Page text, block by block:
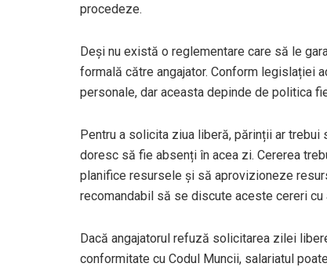
procedeze.
Deși nu există o reglementare care să le
formală către angajator. Conform legislației
personale, dar aceasta depinde de politica
Pentru a solicita ziua liberă, părinții ar
doresc să fie absenți în acea zi. Cererea
planifice resursele și să aprovizioneze
recomandabil să se discute aceste cereri
Dacă angajatorul refuză solicitarea zilei
conformitate cu Codul Muncii, salariatul